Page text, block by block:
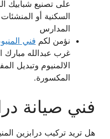
على تصنيع شبابيك
السكنية أو
المدارس
نؤمن لكم فني
غرب عبدالله
الالمنيوم وتبديل
المكسورة.
فني صيانة
هل تريد تركيب درابزين